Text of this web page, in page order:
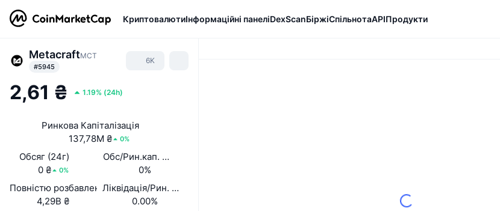
КриптовалютиІнформаційні панеліDexScanБіржіСпільнотаAPIПродукти
MetacraftMCT
#5945
6K
2,61 ₴ 1.19% (24h)
Ринкова Капіталізація
137,78M ₴
0%
Обсяг (24г)
0 ₴
0%
Обс/Рин.кап. (24 год.)
0%
Повністю розбавлена вартість (FDV)
4,29B ₴
Ліквідація/Рин. кап.
0.00%